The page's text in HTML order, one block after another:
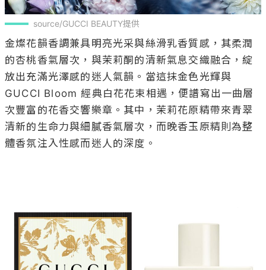
source/GUCCI BEAUTY提供
金燦花韻香調兼具明亮光采與絲滑乳香質感，其柔潤
的杏桃香氣層次，與茉莉酮的清新氣息交織融合，綻
放出充滿光澤感的迷人氣韻。當這抹金色光輝與
GUCCI Bloom 經典白花花束相遇，便譜寫出一曲層
次豐富的花香交響樂章。其中，茉莉花原精帶來青翠
清新的生命力與細膩香氣層次，而晚香玉原精則為整
體香氛注入性感而迷人的深度。